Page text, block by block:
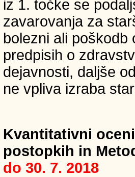
iz 1. točke se
zavarovanja za
bolezni ali poškodb
predpisih o
dejavnosti, daljše
ne vpliva izraba
Kvantitativni
postopkih in
do 30. 7. 2018